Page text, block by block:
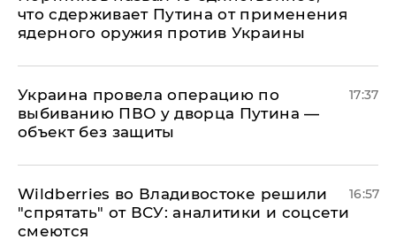
что сдерживает Путина от применения
ядерного оружия против Украины
Украина провела операцию по
выбиванию ПВО у дворца Путина —
объект без защиты
17:37
Wildberries во Владивостоке решили
"спрятать" от ВСУ: аналитики и соцсети
смеются
16:57